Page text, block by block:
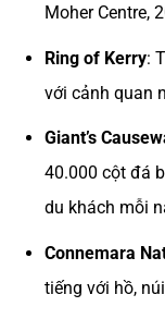
Moher Centre,
Ring of Kerry:
với cảnh quan
Giant’s
40.000 cột đá
du khách mỗi
Connemara
tiếng với hồ,